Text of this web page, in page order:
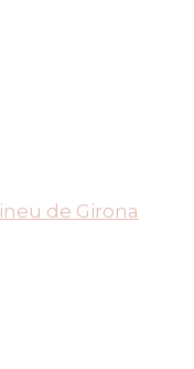
de Girona